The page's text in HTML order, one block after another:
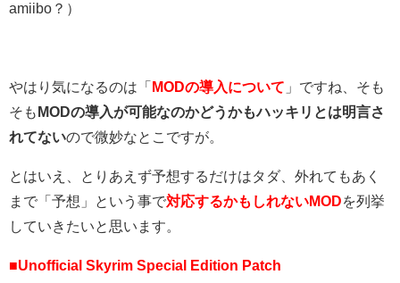
amiibo？）
やはり気になるのは「 MODの導入について 」ですね、そも
そも MODの導入が可能なのかどうかもハッキリとは明言さ
れてないので微妙なとこですが。
とはいえ、とりあえず予想するだけはタダ、外れてもあく
まで「予想」という事で対応するかもしれないMODを列挙
していきたいと思います。
■Unofficial Skyrim Special Edition Patch